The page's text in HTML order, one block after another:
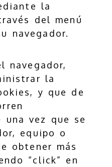
la
del menú
navegador.
navegador,
la
y que de
una vez que se
equipo o
obtener más
“click” en